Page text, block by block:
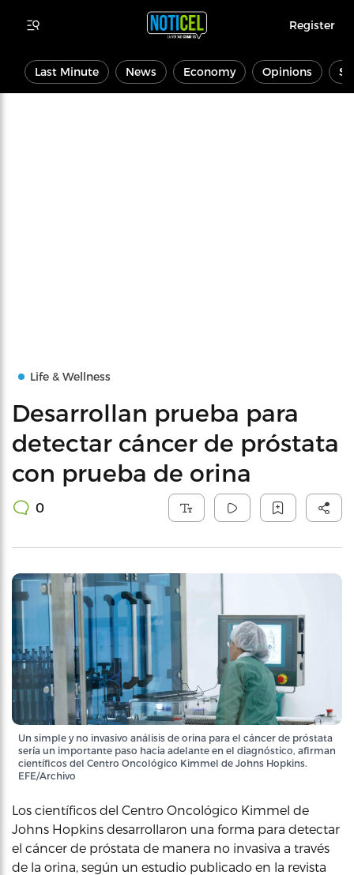
Register
Last Minute News Economy Opinions
Life & Wellness
Desarrollan prueba para
detectar cáncer de próstata
con prueba de orina
0
Un simple y no invasivo análisis de orina para el cáncer de próstata
sería un importante paso hacia adelante en el diagnóstico, afirman
científicos del Centro Oncológico Kimmel de Johns Hopkins.
EFE/Archivo
Los científicos del Centro Oncológico Kimmel de
Johns Hopkins desarrollaron una forma para detectar
el cáncer de próstata de manera no invasiva a través
de la orina, según un estudio publicado en la revista